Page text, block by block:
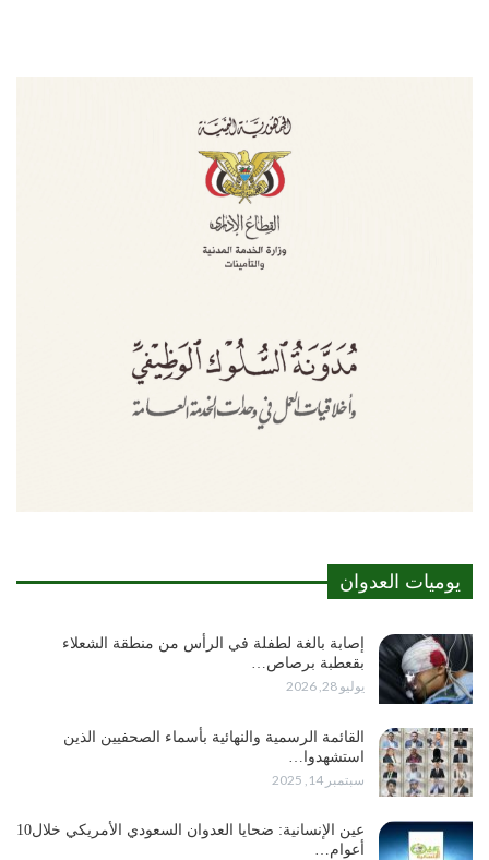
يوميات العدوان
إصابة بالغة لطفلة في الرأس من منطقة الشعلاء
بقعطبة برصاص…
يوليو 28, 2026
القائمة الرسمية والنهائية بأسماء الصحفيين الذين
استشهدوا…
سبتمبر 14, 2025
عين الإنسانية: ضحايا العدوان السعودي الأمريكي خلال10
أعوام…